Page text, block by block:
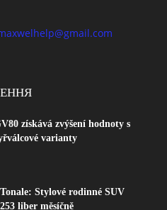
získává zvýšení hodnoty s
varianty
Stylové rodinné SUV
liber měsíčně